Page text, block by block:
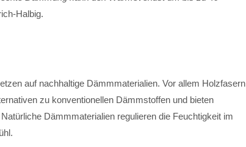
Halbig.
auf nachhaltige Dämmmaterialien. Vor allem Holzfasern
zu konventionellen Dämmstoffen und bieten
Dämmmaterialien regulieren die Feuchtigkeit im